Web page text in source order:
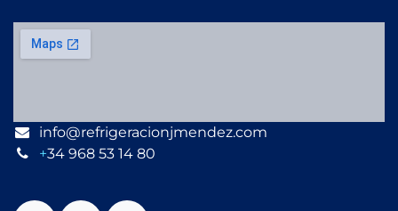
info@refrigeracionjmendez.com
+34 968 53 14 80